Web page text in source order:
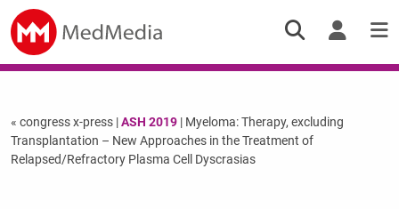
« congress x-press |ASH 2019| Myeloma: Therapy, excluding
Transplantation – New Approaches in the Treatment of
Relapsed/Refractory Plasma Cell Dyscrasias